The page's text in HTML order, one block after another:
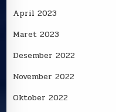
April 2023
Maret 2023
Desember 2022
November 2022
Oktober 2022